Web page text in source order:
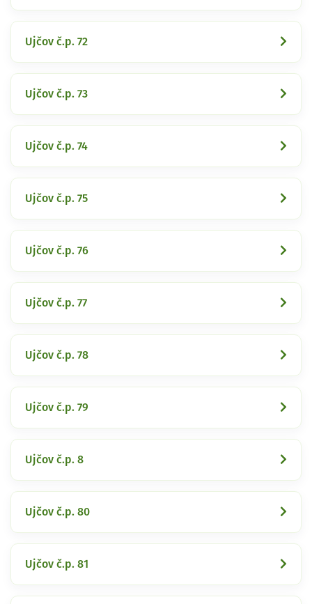
Ujčov č.p. 72
Ujčov č.p. 73
Ujčov č.p. 74
Ujčov č.p. 75
Ujčov č.p. 76
Ujčov č.p. 77
Ujčov č.p. 78
Ujčov č.p. 79
Ujčov č.p. 8
Ujčov č.p. 80
Ujčov č.p. 81